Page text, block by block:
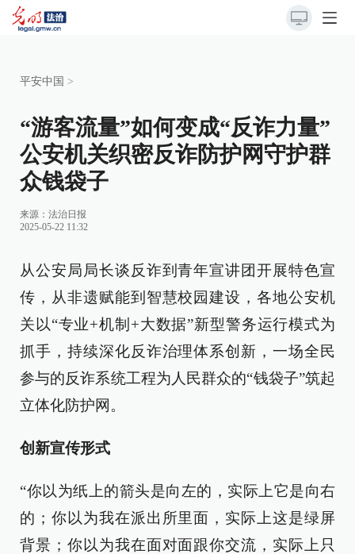
平安中国 >
“游客流量”如何变成“反诈力量”
公安机关织密反诈防护网守护群
众钱袋子
来源： 法治日报
2025-05-22 11:32
从公安局局长谈反诈到青年宣讲团开展特色宣
传，从非遗赋能到智慧校园建设，各地公安机
关以“专业+机制+大数据”新型警务运行模式为
抓手，持续深化反诈治理体系创新，一场全民
参与的反诈系统工程为人民群众的“钱袋子”筑起
立体化防护网。
创新宣传形式
“你以为纸上的箭头是向左的，实际上它是向右
的；你以为我在派出所里面，实际上这是绿屏
背景；你以为我在面对面跟你交流，实际上只